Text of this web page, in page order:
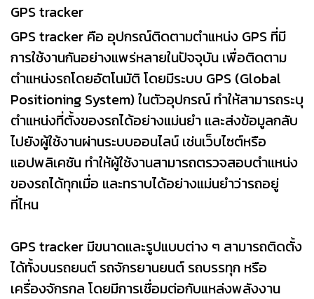
GPS tracker
GPS tracker คือ อุปกรณ์ติดตามตำแหน่ง GPS ที่มี
การใช้งานกันอย่างแพร่หลายในปัจจุบัน เพื่อติดตาม
ตำแหน่งรถโดยอัตโนมัติ โดยมีระบบ GPS (Global
Positioning System) ในตัวอุปกรณ์ ทำให้สามารถระบุ
ตำแหน่งที่ตั้งของรถได้อย่างแม่นยำ และส่งข้อมูลกลับ
ไปยังผู้ใช้งานผ่านระบบออนไลน์ เช่นเว็บไซต์หรือ
แอปพลิเคชัน ทำให้ผู้ใช้งานสามารถตรวจสอบตำแหน่ง
ของรถได้ทุกเมื่อ และทราบได้อย่างแม่นยำว่ารถอยู่
ที่ไหน
GPS tracker มีขนาดและรูปแบบต่าง ๆ สามารถติดตั้ง
ได้ทั้งบนรถยนต์ รถจักรยานยนต์ รถบรรทุก หรือ
เครื่องจักรกล โดยมีการเชื่อมต่อกับแหล่งพลังงาน